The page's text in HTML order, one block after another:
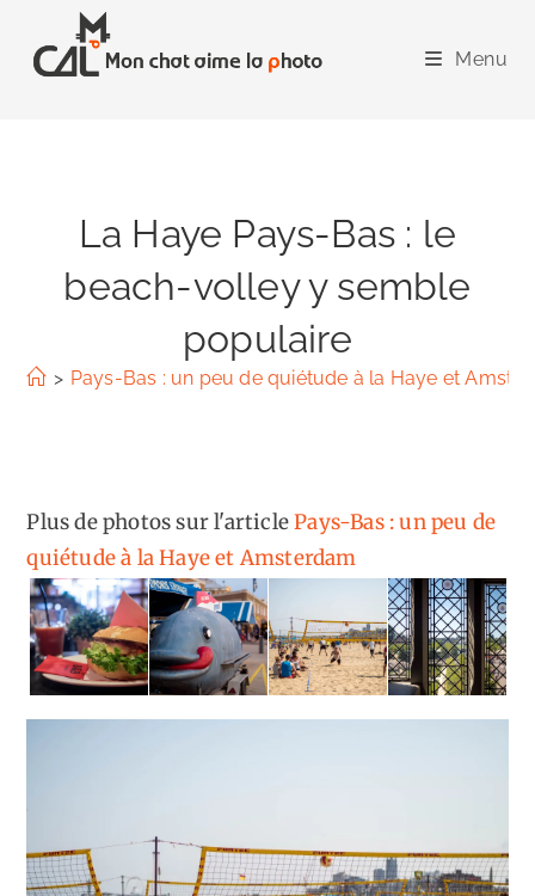
content
Menu
La Haye Pays-Bas : le
beach-volley y semble
populaire
> Pays-Bas : un peu de quiétude à la Haye et
Plus de photos sur l'articlePays-Bas : un peu de
quiétude à la Haye et Amsterdam